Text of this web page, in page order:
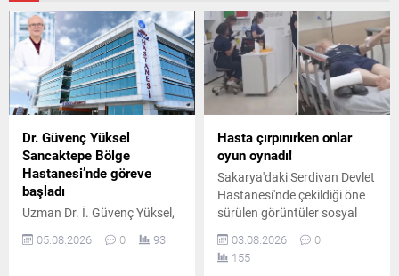
Dr. Güvenç Yüksel
Sancaktepe Bölge
Hastanesi’nde göreve
başladı
Uzman Dr. İ. Güvenç Yüksel,
uzun yıllar görev yaptığı eski
adıyla Gisbir, yeni adıyla
05.08.2026 0 93
Hasta çırpınırken onlar
oyun oynadı!
Sakarya'daki Serdivan Devlet
Hastanesi'nde çekildiği öne
sürülen görüntüler sosyal
medyada gündem oldu.
Yardım isteyen hastaya
rağmen sağlık personelinin
03.08.2026
0
155